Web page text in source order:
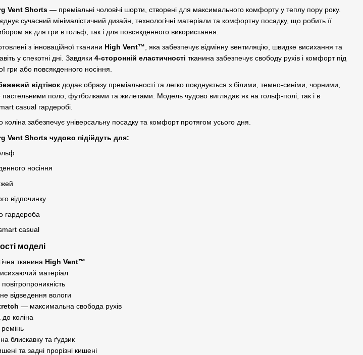
Vent Shorts— преміальні чоловічі шорти, створені для максимального комфорту у теплу пору року.
сучасний мінімалістичний дизайн, технологічні матеріали та комфортну посадку, що робить її
як для гри в гольф, так і для повсякденного використання.
з інноваційної тканини High Vent™, яка забезпечує відмінну вентиляцію, швидке висихання та
у спекотні дні. Завдяки 4-сторонній еластичності тканина забезпечує свободу рухів і комфорт під
гри або повсякденного носіння.
відтінокдодає образу преміальності та легко поєднується з білими, темно-синіми, чорними,
пастельними поло, футболками та жилетами. Модель чудово виглядає як на гольф-полі, так і в
casual гардеробі.
коліна забезпечує універсальну посадку та комфорт протягом усього дня.
Vent Shorts чудово підійдуть для:
носіння
відпочинку
гардероба
casual
моделі
тканина High Vent™
матеріал
відведення вологи
— максимальна свобода рухів
коліна
блискавку та ґудзик
та задні прорізні кишені